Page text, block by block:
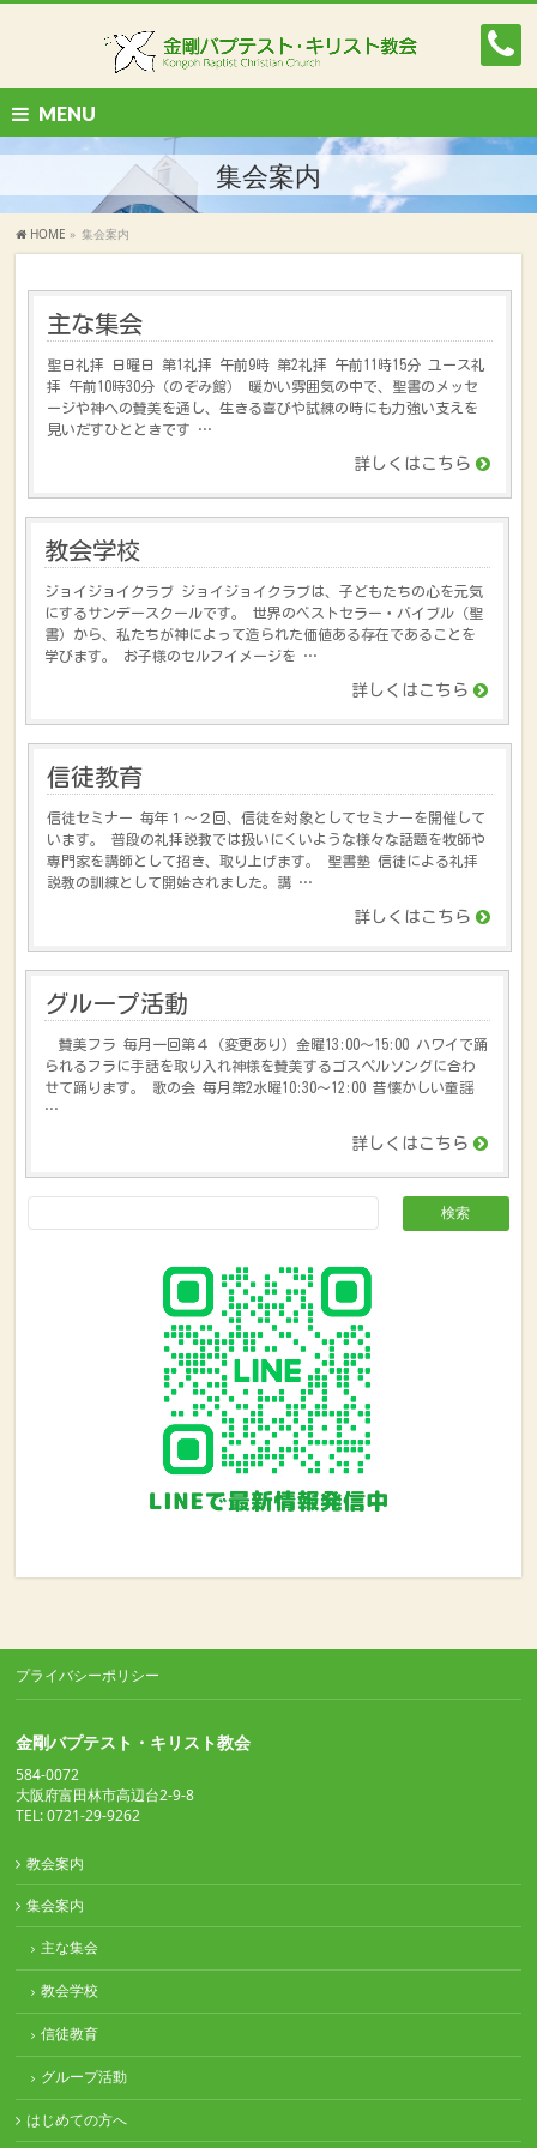
MENU
集会案内
HOME » 集会案内
主な集会
聖日礼拝 日曜日 第1礼拝 午前9時 第2礼拝 午前11時15分 ユース礼
拝 午前10時30分（のぞみ館） 暖かい雰囲気の中で、聖書のメッセ
ージや神への賛美を通し、生きる喜びや試練の時にも力強い支えを
見いだすひとときです …
詳しくはこちら
教会学校
ジョイジョイクラブ ジョイジョイクラブは、子どもたちの心を元気
にするサンデースクールです。 世界のベストセラー・バイブル（聖
書）から、私たちが神によって造られた価値ある存在であることを
学びます。 お子様のセルフイメージを …
詳しくはこちら
信徒教育
信徒セミナー 毎年１～２回、信徒を対象としてセミナーを開催して
います。 普段の礼拝説教では扱いにくいような様々な話題を牧師や
専門家を講師として招き、取り上げます。 聖書塾 信徒による礼拝
説教の訓練として開始されました。講 …
詳しくはこちら
グループ活動
賛美フラ 毎月一回第４（変更あり）金曜13:00～15:00 ハワイで踊
られるフラに手話を取り入れ神様を賛美するゴスペルソングに合わ
せて踊ります。 歌の会 毎月第2水曜10:30〜12:00 昔懐かしい童謡
…
詳しくはこちら
プライバシーポリシー
金剛バプテスト・キリスト教会
584-0072
大阪府富田林市高辺台2-9-8
TEL: 0721-29-9262
教会案内
集会案内
主な集会
教会学校
信徒教育
グループ活動
はじめての方へ